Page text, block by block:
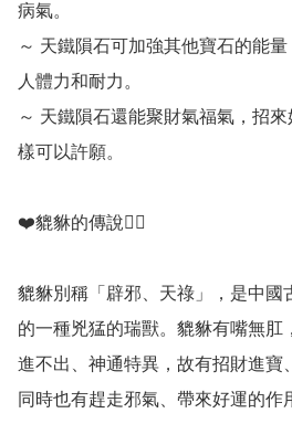
病氣。
～ 天鐵隕石可加強其他寶石的能
人體力和耐力。
～ 天鐵隕石還能聚財氣福氣，招
樣可以許願。
❤️貔貅的傳說💁‍♀️
貔貅別稱「辟邪、天祿」，是中國
的一種兇猛的瑞獸。貔貅有嘴無肛
進不出、神通特異，故有招財進寶
同時也有趕走邪氣、帶來好運的作